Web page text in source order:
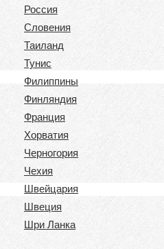
Россия
Словения
Таиланд
Тунис
Филиппины
Финляндия
Франция
Хорватия
Черногория
Чехия
Швейцария
Швеция
Шри Ланка